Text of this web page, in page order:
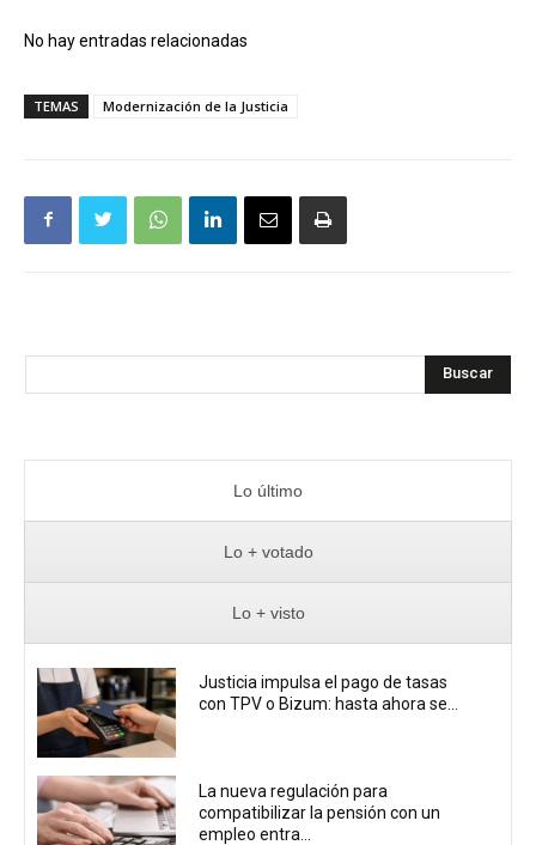
No hay entradas relacionadas
TEMAS Modernización de la Justicia
Buscar
Lo último
Lo + votado
Lo + visto
Justicia impulsa el pago de tasas
con TPV o Bizum: hasta ahora se...
La nueva regulación para
compatibilizar la pensión con un
empleo entra...